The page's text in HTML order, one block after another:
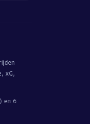
xG,
en 6